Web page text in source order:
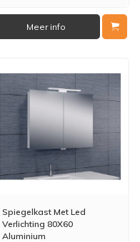
Meer info
Spiegelkast Met Led
Verlichting 80X60
Aluminium